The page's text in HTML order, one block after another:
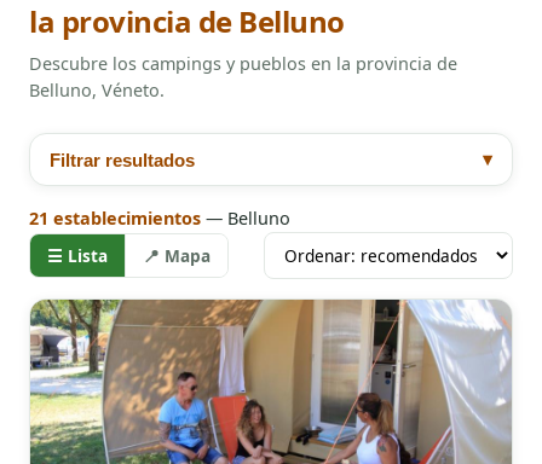
la provincia de Belluno
Descubre los campings y pueblos en la provincia de
Belluno, Véneto.
Filtrar resultados ▾
21 establecimientos — Belluno
☰ Lista 📍 Mapa